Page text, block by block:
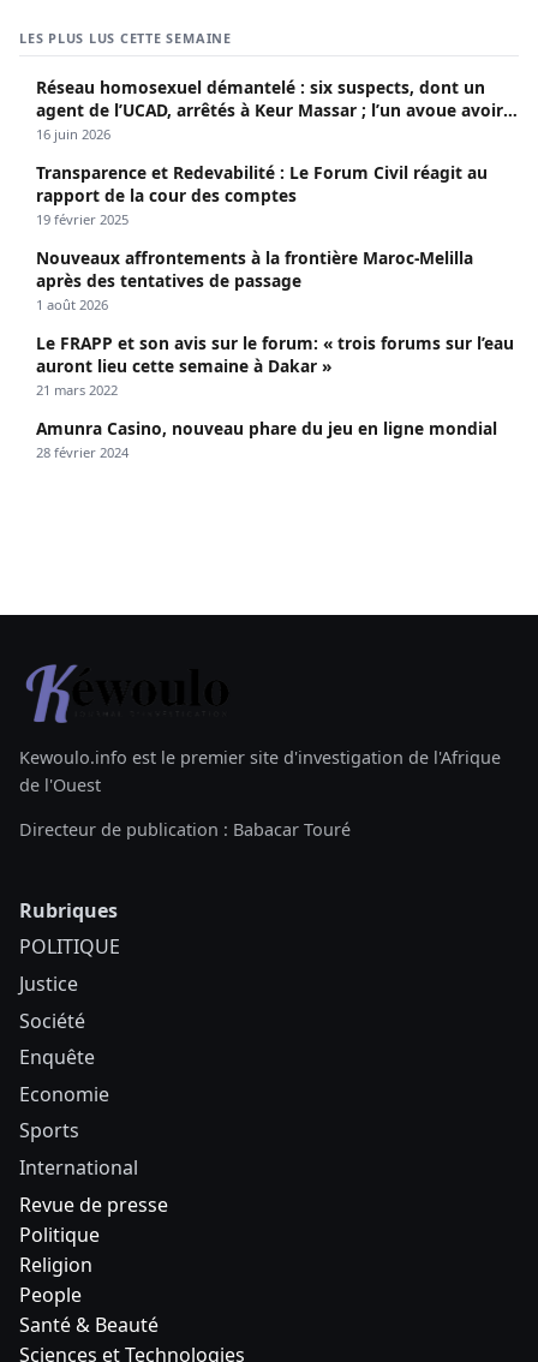
LES PLUS LUS CETTE SEMAINE
Réseau homosexuel démantelé : six suspects, dont un
agent de l’UCAD, arrêtés à Keur Massar ; l’un avoue avoir
propagé le VIH depuis 2018
16 juin 2026
Transparence et Redevabilité : Le Forum Civil réagit au
rapport de la cour des comptes
19 février 2025
Nouveaux affrontements à la frontière Maroc-Melilla
après des tentatives de passage
1 août 2026
Le FRAPP et son avis sur le forum: « trois forums sur l’eau
auront lieu cette semaine à Dakar »
21 mars 2022
Amunra Casino, nouveau phare du jeu en ligne mondial
28 février 2024
Kewoulo.info est le premier site d'investigation de l'Afrique
de l'Ouest
Directeur de publication : Babacar Touré
Rubriques
POLITIQUE
Justice
Société
Enquête
Economie
Sports
International
Revue de presse
Politique
Religion
People
Santé & Beauté
Sciences et Technologies